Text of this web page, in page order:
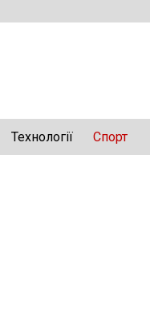
Технології Спорт